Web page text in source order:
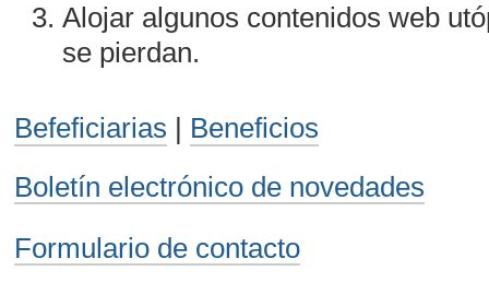
Alojar algunos contenidos web
se pierdan.
Befeficiarias
Beneficios
Boletín electrónico de novedades
Formulario de contacto